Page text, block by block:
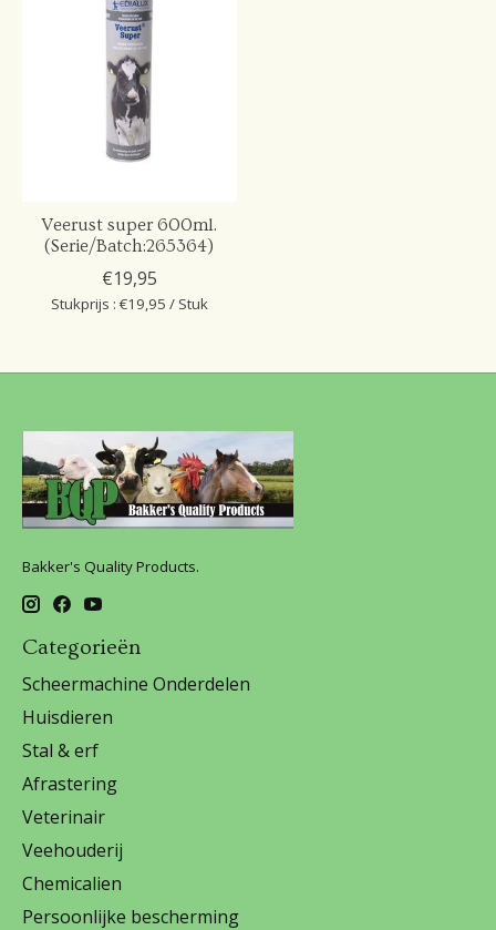
Veerust super 600ml.
(Serie/Batch:265364)
€19,95
Stukprijs : €19,95 / Stuk
Bakker's Quality Products.
Categorieën
Scheermachine Onderdelen
Huisdieren
Stal & erf
Afrastering
Veterinair
Veehouderij
Chemicalien
Persoonlijke bescherming